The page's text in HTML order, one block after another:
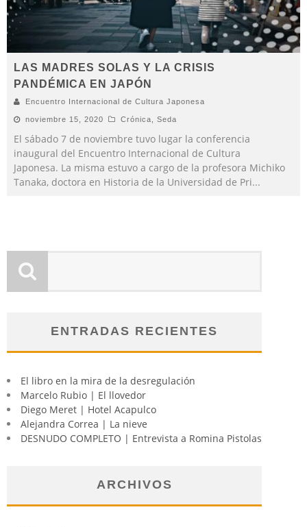
LAS MADRES SOLAS Y LA CRISIS
PANDÉMICA EN JAPÓN
Encuentro Internacional de Cultura Japonesa
noviembre 15, 2020 Crónica Seda
El sábado 7 de noviembre tuvo lugar la conferencia
inaugural del Encuentro Internacional de Cultura
Japonesa. La misma estuvo a cargo de la profesora Michiko
Tanaka, doctora en Historia de la Universidad de Pri...
ENTRADAS RECIENTES
El libro en la mira de la desregulación
Marcelo Rubio | El llovedor
Diego Meret | Hotel Acapulco
Alejandra Correa | La nieve
DESNUDO COMPLETO | Entrevista a Romina Pistolas
ARCHIVOS